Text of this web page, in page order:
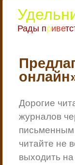
Рады приветс
Дорогие
журналов
письменным
читайте не
выходить